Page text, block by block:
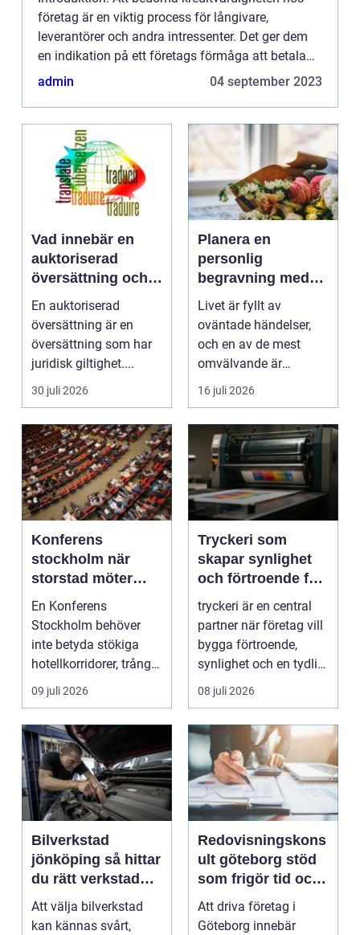
företag är en viktig process för långivare,
leverantörer och andra intressenter. Det ger dem
en indikation på ett företags förmåga att betala
tillbaka skuld, upprätthålla en stabil ekonomi och
admin 04 september 2023
Vad innebär en
auktoriserad
översättning och
när behövs den?
En auktoriserad
översättning är en
översättning som har
juridisk giltighet....
30 juli 2026
Planera en
personlig
begravning med
hjälp av en
begravningsbyrå
Livet är fyllt av
oväntade händelser,
och en av de mest
omvälvande är
n&aum...
16 juli 2026
Konferens
stockholm när
storstad möter
rofylld landsbygd
En Konferens
Stockholm behöver
inte betyda stökiga
hotellkorridorer, trånga
mötesrum och brus
från c...
09 juli 2026
Tryckeri som
skapar synlighet
och förtroende för
ditt företag
tryckeri är en central
partner när företag vill
bygga förtroende,
synlighet och en tydlig
profil i a...
08 juli 2026
Bilverkstad
jönköping så hittar
du rätt verkstad
för din bil
Att välja bilverkstad
kan kännas svårt,
Redovisningskons
ult göteborg stöd
som frigör tid och
skapar kontroll
Att driva företag i
Göteborg innebär